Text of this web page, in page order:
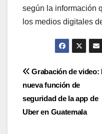
según la información
los medios digitales
de
entradas
Grabación de video:
nueva función de
seguridad de la app de
Uber en Guatemala